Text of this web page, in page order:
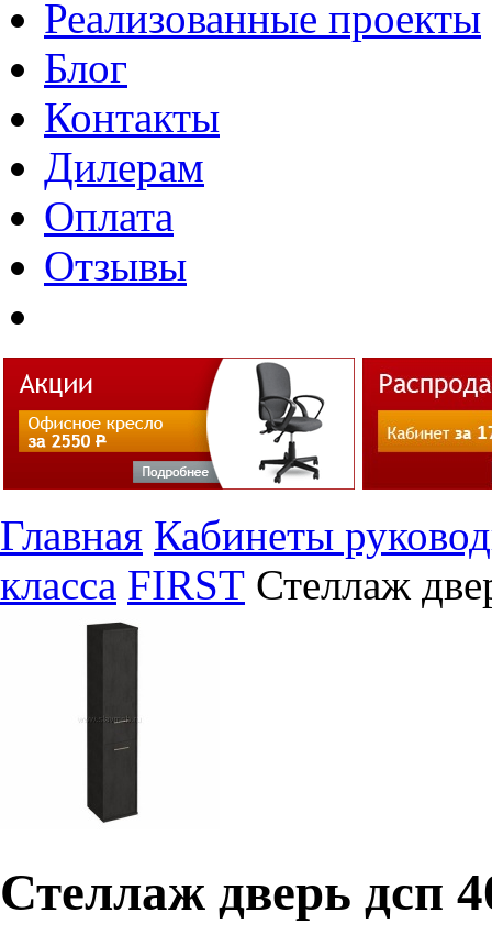
Реализованные проекты
Блог
Контакты
Дилерам
Оплата
Отзывы
Главная Кабинеты
класса FIRST Стеллаж
Стеллаж дверь дсп